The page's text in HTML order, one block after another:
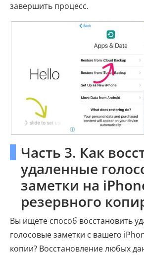
завершить процесс.
Часть 3. Как
удаленные
заметки на
резервного
Вы ищете способ восстановить
голосовые заметки с вашего
копии? Восстановление любых